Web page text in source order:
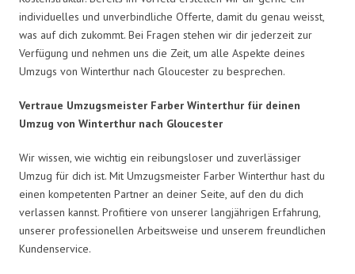
individuelles und unverbindliche Offerte, damit du genau weisst,
was auf dich zukommt. Bei Fragen stehen wir dir jederzeit zur
Verfügung und nehmen uns die Zeit, um alle Aspekte deines
Umzugs von Winterthur nach Gloucester zu besprechen.
Vertraue Umzugsmeister Farber Winterthur für deinen
Umzug von Winterthur nach Gloucester
Wir wissen, wie wichtig ein reibungsloser und zuverlässiger
Umzug für dich ist. Mit Umzugsmeister Farber Winterthur hast du
einen kompetenten Partner an deiner Seite, auf den du dich
verlassen kannst. Profitiere von unserer langjährigen Erfahrung,
unserer professionellen Arbeitsweise und unserem freundlichen
Kundenservice.